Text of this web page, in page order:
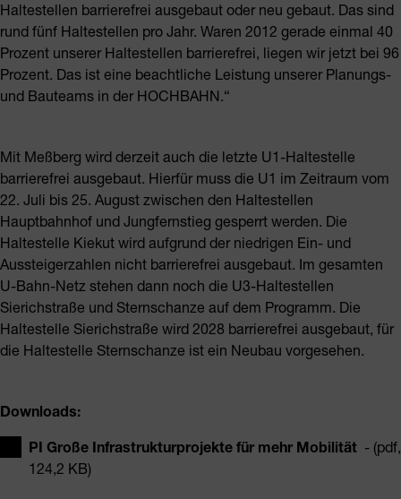
Haltestellen barrierefrei ausgebaut oder neu gebaut. Das sind
rund fünf Haltestellen pro Jahr. Waren 2012 gerade einmal 40
Prozent unserer Haltestellen barrierefrei, liegen wir jetzt bei 96
Prozent. Das ist eine beachtliche Leistung unserer Planungs-
und Bauteams in der HOCHBAHN.“
Mit Meßberg wird derzeit auch die letzte U1-Haltestelle
barrierefrei ausgebaut. Hierfür muss die U1 im Zeitraum vom
22. Juli bis 25. August zwischen den Haltestellen
Hauptbahnhof und Jungfernstieg gesperrt werden. Die
Haltestelle Kiekut wird aufgrund der niedrigen Ein- und
Aussteigerzahlen nicht barrierefrei ausgebaut. Im gesamten
U-Bahn-Netz stehen dann noch die U3-Haltestellen
Sierichstraße und Sternschanze auf dem Programm. Die
Haltestelle Sierichstraße wird 2028 barrierefrei ausgebaut, für
die Haltestelle Sternschanze ist ein Neubau vorgesehen.
Downloads:
PI Große Infrastrukturprojekte für mehr Mobilität - (pdf,
124,2 KB)